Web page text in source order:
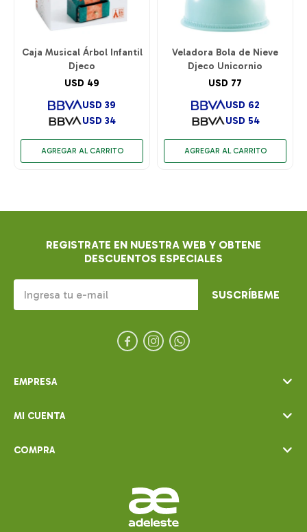
Caja Musical Árbol Infantil
Djeco
USD 49
USD 34
USD 39
Veladora Bola de Nieve
Djeco Unicornio
USD 77
USD 54
USD 62
EMPRESA
MI CUENTA
COMPRA
REGISTRATE EN NUESTRA WEB Y OBTENE
DESCUENTOS ESPECIALES
SUSCRÍBEME
  